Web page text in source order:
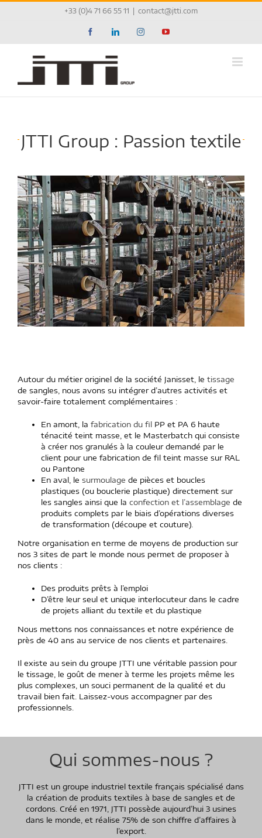
Passer
+33 (0)4 71 66 55 11 contact@jtti.com
FacebookLinkedInInstagramYouTube
JTTI Group : Passion textile
Autour du métier originel de la société Janisset, le tissage
de sangles, nous avons su intégrer d’autres activités et
savoir-faire totalement complémentaires :
En amont, la fabrication du fil PP et PA 6 haute
ténacité teint masse, et le Masterbatch qui consiste
à créer nos granulés à la couleur demandé par le
client pour une fabrication de fil teint masse sur RAL
ou Pantone
En aval, le surmoulage de pièces et boucles
plastiques (ou bouclerie plastique) directement sur
les sangles ainsi que la confection et l’assemblage de
produits complets par le biais d’opérations diverses
de transformation (découpe et couture).
Notre organisation en terme de moyens de production sur
nos 3 sites de part le monde nous permet de proposer à
nos clients :
Des produits prêts à l’emploi
D’être leur seul et unique interlocuteur dans le cadre
de projets alliant du textile et du plastique
Nous mettons nos connaissances et notre expérience de
près de 40 ans au service de nos clients et partenaires.
Il existe au sein du groupe JTTI une véritable passion pour
le tissage, le goût de mener à terme les projets même les
plus complexes, un souci permanent de la qualité et du
travail bien fait. Laissez-vous accompagner par des
professionnels.
Qui sommes-nous ?
JTTI est un groupe industriel textile français spécialisé dans
la création de produits textiles à base de sangles et de
cordons. Créé en 1971, JTTI possède aujourd’hui 3 usines
dans le monde, et réalise 75% de son chiffre d’affaires à
l’export.